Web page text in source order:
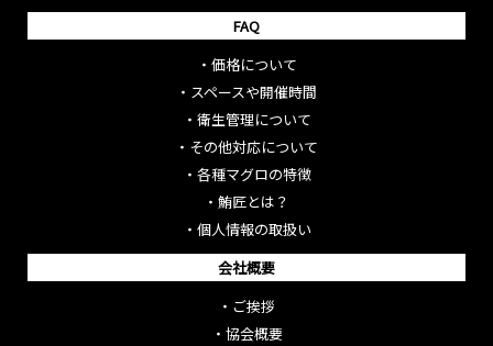
FAQ
・ 価格について
・ スペースや開催時間
・ 衛生管理について
・ その他対応について
・ 各種マグロの特徴
・ 鮪匠とは？
・ 個人情報の取扱い
会社概要
・ ご挨拶
・ 協会概要